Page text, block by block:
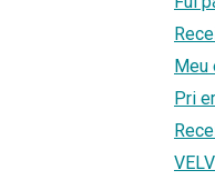
Meu
Pri